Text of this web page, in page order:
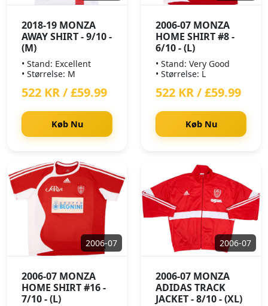
2018-19 MONZA
AWAY SHIRT - 9/10 -
(M)
• Stand: Excellent
• Størrelse: M
522 KR / £59.99
Køb Nu
2006-07 MONZA
HOME SHIRT #8 -
6/10 - (L)
• Stand: Very Good
• Størrelse: L
522 KR / £59.99
Køb Nu
2006-07
2006-07 MONZA
HOME SHIRT #16 -
7/10 - (L)
2006-07
2006-07 MONZA
ADIDAS TRACK
JACKET - 8/10 - (XL)